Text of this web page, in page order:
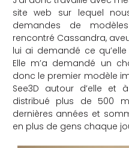
site web sur lequel
demandes de
rencontré Cassandra,
lui ai demandé ce
Elle m’a demandé un
donc le premier modèle
See3D autour d’elle
distribué plus de 500
dernières années et
en plus de gens chaque